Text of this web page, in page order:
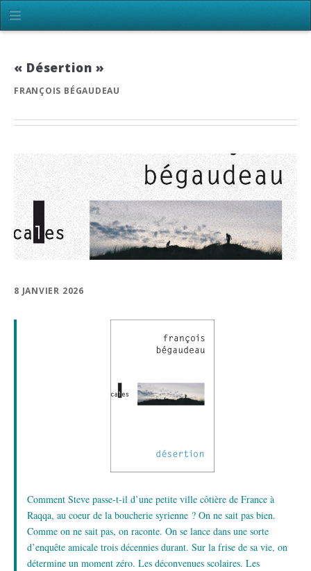
« Désertion »
FRANÇOIS BÉGAUDEAU
8 JANVIER 2026
Comment Steve passe-t-il d’une petite ville côtière de France à
Raqqa, au coeur de la boucherie syrienne ? On ne sait pas bien.
Comme on ne sait pas, on raconte. On se lance dans une sorte
d’enquête amicale trois décennies durant. Sur la frise de sa vie, on
détermine un moment zéro. Les déconvenues scolaires. Les